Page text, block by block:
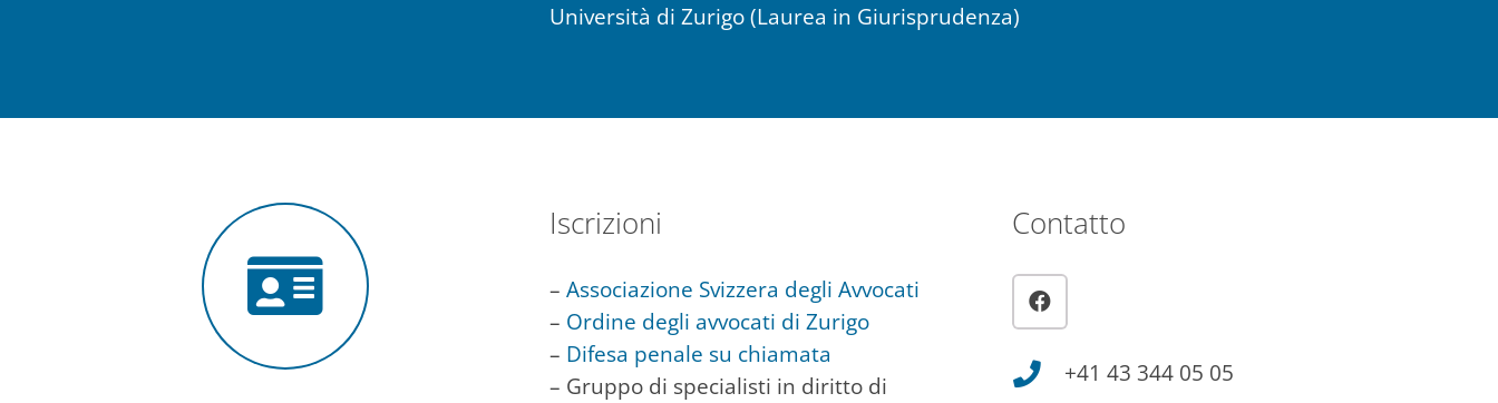
Università di Zurigo (Laurea in Giurisprudenza)
Iscrizioni
– Associazione Svizzera degli Avvocati
– Ordine degli avvocati di Zurigo
– Difesa penale su chiamata
– Gruppo di specialisti in diritto di
Contatto
+41 43 344 05 05